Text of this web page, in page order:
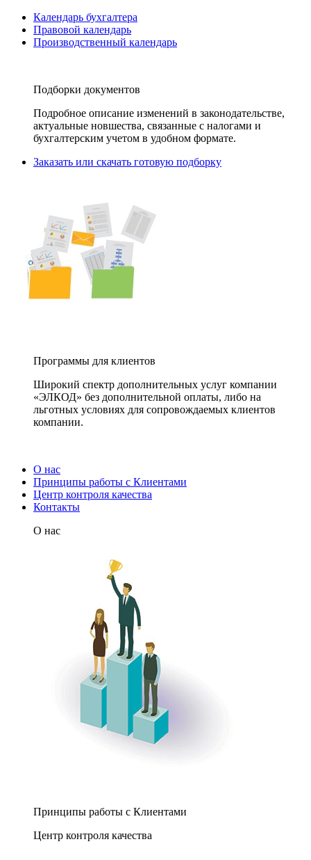
Календарь бухгалтера
Правовой календарь
Производственный календарь
Подборки документов
Подробное описание изменений в законодательстве,
актуальные новшества, связанные с налогами и
бухгалтерским учетом в удобном формате.
Заказать или скачать готовую подборку
Программы для клиентов
Широкий спектр дополнительных услуг компании
«ЭЛКОД» без дополнительной оплаты, либо на
льготных условиях для сопровождаемых клиентов
компании.
О нас
Принципы работы с Клиентами
Центр контроля качества
Контакты
О нас
Принципы работы с Клиентами
Центр контроля качества